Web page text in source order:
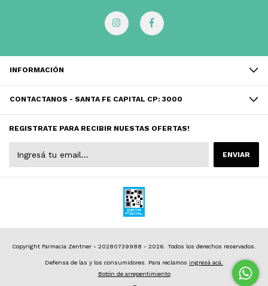
INFORMACIÓN
CONTACTANOS - SANTA FE CAPITAL CP: 3000
REGISTRATE PARA RECIBIR NUESTAS OFERTAS!
Copyright Farmacia Zentner - 20280739988 - 2026. Todos los derechos reservados.
Defensa de las y los consumidores. Para reclamos ingresá acá.
Botón de arrepentimiento